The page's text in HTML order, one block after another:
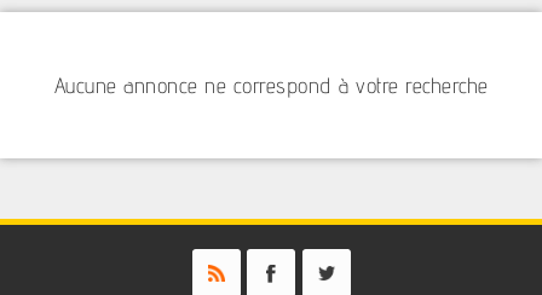
Aucune annonce ne correspond à votre recherche